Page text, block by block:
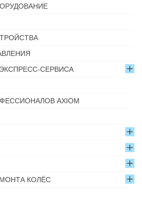
СЕРВИСА
AXIOM
КОЛЁС